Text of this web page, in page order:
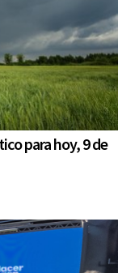
para hoy, 9 de